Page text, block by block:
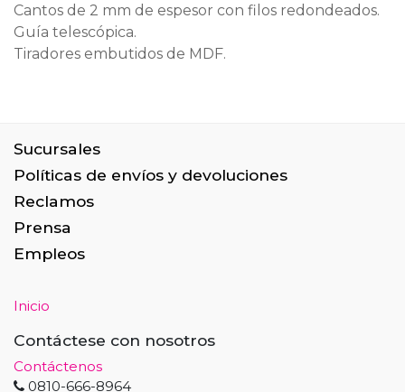
Cantos de 2 mm de espesor con filos redondeados.
Guía telescópica.
Tiradores embutidos de MDF.
Sucursales
Políticas de envíos y devoluciones
Reclamos
Prensa
Empleos
Inicio
Contáctese con nosotros
Contáctenos
0810-666-8964